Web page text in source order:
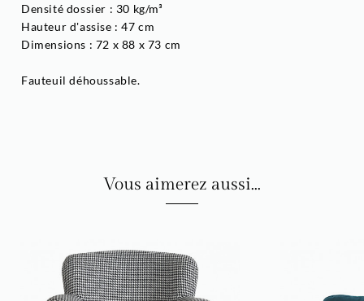
Densité dossier : 30 kg/m³
Hauteur d'assise : 47 cm
Dimensions : 72 x 88 x 73 cm
Fauteuil déhoussable.
Vous aimerez aussi...